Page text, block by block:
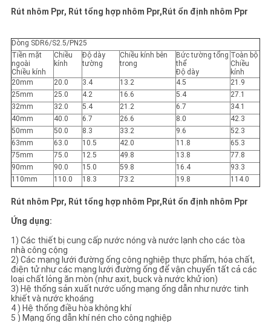
Rút nhôm Ppr, Rút tổng hợp nhôm Ppr,Rút ổn định nhôm Ppr
Dòng SDR6/S2.5/PN25
Tiền mặt
ngoài
Chiều kính
Chiều
kính
Độ dày
tường
Chiều kính bên
trong
Bức tường tổng
thể
Độ dày
Toàn bộ
Chiều
kính
20mm
20.0 3.4 13.2 4.5
21.9
25mm
25.0 4.2 16.6 5.4
27.1
32mm
32.0 5.4 21.2 6.7
34.1
40mm
40.0 6.7 26.6 8.0
42.3
50mm
50.0 8.3 33.2 9.6
52.3
63mm
63.0 10.5 42.0 11.8
65.3
75mm
75.0 12.5 49.8 13.8
77.8
90mm
90.0 15.0 59.8 16.4
93.3
110mm
110.0 18.3 73.2 19.8 114.0
Rút nhôm Ppr, Rút tổng hợp nhôm Ppr,Rút ổn định nhôm Ppr
Ứng dụng:
1) Các thiết bị cung cấp nước nóng và nước lạnh cho các tòa
nhà công cộng
2) Các mạng lưới đường ống công nghiệp thực phẩm, hóa chất,
điện tử như các mạng lưới đường ống để vận chuyển tất cả các
loại chất lỏng ăn mòn (như axit, buck và nước khử ion)
3) Hệ thống sản xuất nước uống mạng ống dẫn như nước tinh
khiết và nước khoáng
4 ) Hệ thống điều hòa không khí
5 ) Mạng ống dẫn khí nén cho công nghiệp